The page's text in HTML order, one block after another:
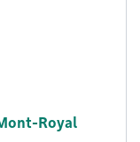
Royal